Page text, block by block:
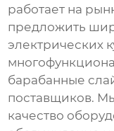
работает на
предложить
электрических
барабанные
поставщиков.
качество